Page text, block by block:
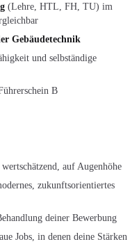
(Lehre, HTL, FH, TU) im
Gebäudetechnik
und selbständige
B
auf Augenhöhe
zukunftsorientiertes
deiner Bewerbung
Jobs, in denen deine Stärken